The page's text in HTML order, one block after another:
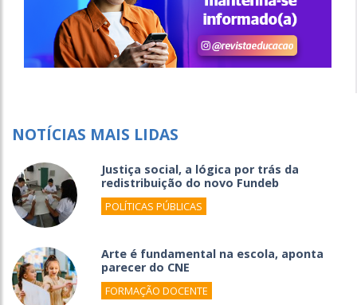
NOTÍCIAS MAIS LIDAS
Justiça social, a lógica por trás da
redistribuição do novo Fundeb
POLÍTICAS PÚBLICAS
Arte é fundamental na escola, aponta
parecer do CNE
FORMAÇÃO DOCENTE